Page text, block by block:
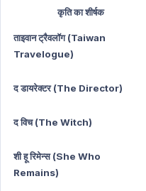
कृति का शीर्षक
ताइवान ट्रैवलॉग (Taiwan
Travelogue)
द डायरेक्टर (The Director)
द विच (The Witch)
शी हू रिमेन्स (She Who
Remains)